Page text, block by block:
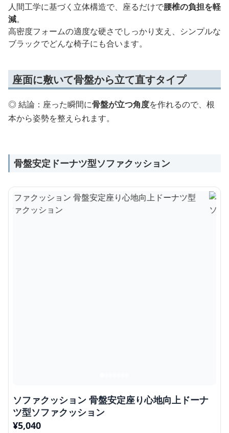
人間工学に基づく立体構造で、座るだけで腰椎の負担を軽
減。
高密度フォームの適度な硬さでしっかり支え、シンプルな
ブラックでどんな椅子にも合います。
座面に敷いて骨盤から立て直すタイプ
◎ 結論：座った瞬間に骨盤が立つ角度を作れるので、根
本から姿勢を整えられます。
骨盤安定ドーナツ型ソファクッション
ソファクッション 骨盤安定座り心地向上ドーナ
ツ型ソファクッション
¥5,040